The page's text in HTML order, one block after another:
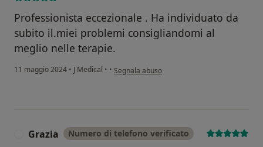
Professionista eccezionale . Ha individuato da
subito il.miei problemi consigliandomi al
meglio nelle terapie.
11 maggio 2024 • J Medical • • secondo l'opinione dell'utente Il tuo account
Segnala abuso
Grazia Numero di telefono verificato